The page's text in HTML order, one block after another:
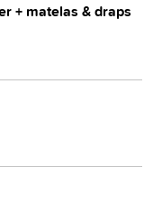
+ matelas & draps